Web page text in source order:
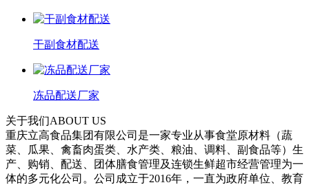
干副食材配送
冻品配送厂家
关于我们ABOUT US
重庆立高食品集团有限公司是一家专业从事食堂原材料（蔬
菜、瓜果、禽畜肉蛋类、水产类、粮油、调料、副食品等）生
产、购销、配送、团体膳食管理及连锁生鲜超市经营管理为一
体的多元化公司。公司成立于2016年，一直为政府单位、教育